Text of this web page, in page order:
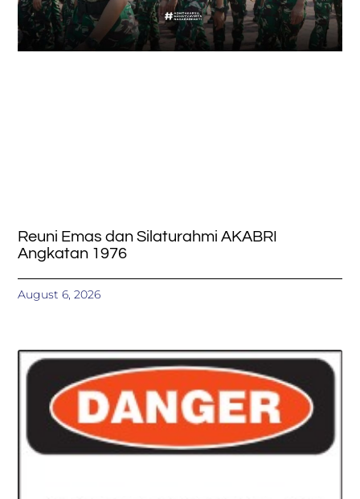
Reuni Emas dan Silaturahmi AKABRI
Angkatan 1976
August 6, 2026